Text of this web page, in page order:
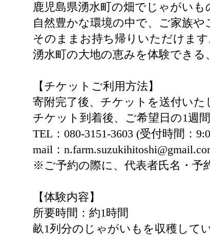
鹿児島県湧水町の畑でじゃがいも
自然豊かな環境の中で、ご家族
そのままお持ち帰りいただけます
湧水町の大地の恵みを体験できる
【チケットご利用方法】
寄附完了後、チケットを送付いた
チケット到着後、ご希望日の1週
TEL：080-3151-3603 (受付時間：
mail：
※ご予約の際に、代表者氏名・予
【体験内容】
所要時間：約1時間
畝1列分のじゃがいもを収穫して